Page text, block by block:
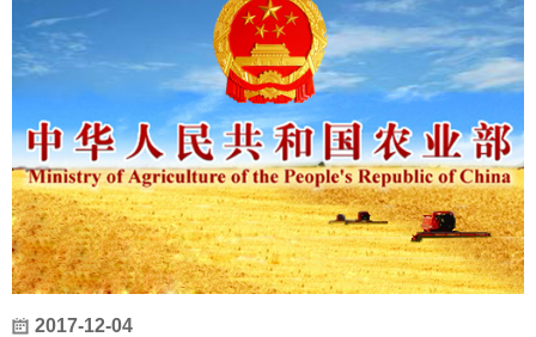
2017-12-04